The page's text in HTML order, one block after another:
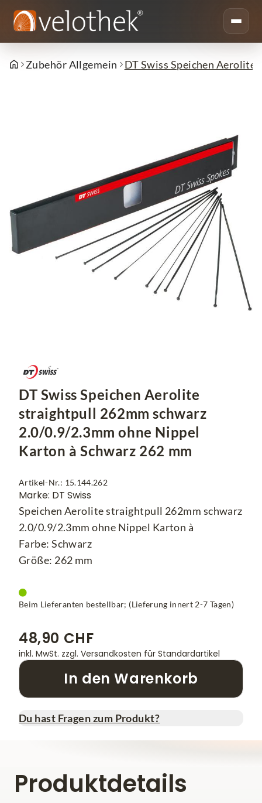
Zubehör Allgemein DT Swiss Speichen
DT Swiss Speichen Aerolite
straightpull 262mm schwarz
2.0/0.9/2.3mm ohne Nippel
Karton à Schwarz 262 mm
Artikel-Nr.: 15.144.262
Marke: DT Swiss
Speichen Aerolite straightpull 262mm schwarz
2.0/0.9/2.3mm ohne Nippel Karton à
Farbe: Schwarz
Größe: 262 mm
Beim Lieferanten bestellbar; (Lieferung innert 2-7 Tagen)
48,90 CHF
inkl. MwSt. zzgl. Versandkosten für Standardartikel
In den Warenkorb
Du hast Fragen zum Produkt?
Produktdetails